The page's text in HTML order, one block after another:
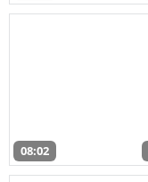
08:02